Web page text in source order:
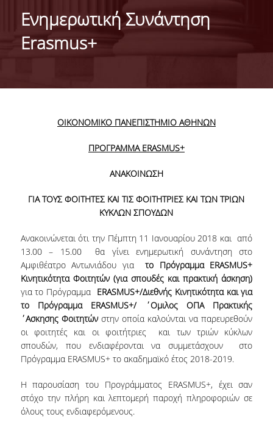
ΤΑΥΤΟΤΗΤΑ ΤΟΥ ΤΜΗΜΑΤΟΣ
ΑΠΟΣΤΟΛΗ ΤΟΥ ΤΜΗΜΑΤΟΣ
ΠΡΟΓΡΑΜΜΑ ΥΠΟΤΡΟΦΙΩΝ
ΚΡΙΤΗΡΙΑ ΚΑΙ ΔΙΑΔΙΚΑΣΙΑ ΕΠΙΛΟΓΗΣ
ΕΡΓΑΣΤΗΡΙΑΚΗ ΥΠΟΔΟΜΗ
NEWSLETTERS
TESTIMONIALS
ΒΡΑΒΕΙΑ ΕΞΑΙΡΕΤΙΚΗΣ ΕΠΙΔΟΣΗΣ ΣΤΗ
ΔΙΔΑΣΚΑΛΙΑ
ΠΡΟΣΩΠΙΚΟ ΤΟΥ ΤΜΗΜΑΤΟΣ
Ενημερωτική Συνάντηση
Erasmus+
OIKONOMIKO ΠΑΝΕΠΙΣΤΗΜΙΟ ΑΘΗΝΩΝ
ΠΡΟΓΡΑΜΜΑ ERASMUS+
ΑΝΑΚΟΙΝΩΣΗ
ΓΙΑ ΤΟΥΣ ΦΟΙΤΗΤΕΣ ΚΑΙ ΤΙΣ ΦΟΙΤΗΤΡΙΕΣ ΚΑΙ ΤΩΝ ΤΡΙΩΝ
ΚΥΚΛΩΝ ΣΠΟΥΔΩΝ
Ανακοινώνεται ότι την Πέμπτη 11 Ιανουαρίου 2018 και από
13.00 – 15.00 θα γίνει ενημερωτική συνάντηση στο
Αμφιθέατρο Αντωνιάδου για
το Πρόγραμμα ERASMUS+
Κινητικότητα Φοιτητών (για σπουδές και πρακτική άσκηση)
για το Πρόγραμμα ERASMUS+/Διεθνής Κινητικότητα και για
το Πρόγραμμα ERASMUS+/ ΄Ομιλος ΟΠΑ Πρακτικής
΄Ασκησης Φοιτητών στην οποία καλούνται να παρευρεθούν
οι φοιτητές και οι φοιτήτριες και των τριών κύκλων
σπουδών, που ενδιαφέρονται να συμμετάσχουν στο
Πρόγραμμα ERASMUS+ το ακαδημαϊκό έτος 2018-2019.
Η παρουσίαση του Προγράμματος ERASMUS+, έχει σαν
στόχο την πλήρη και λεπτομερή παροχή πληροφοριών σε
όλους τους ενδιαφερόμενους.